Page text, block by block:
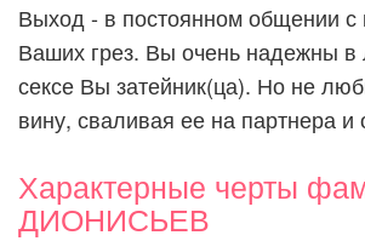
Выход - в постоянном общении с
Ваших грез. Вы очень надежны
сексе Вы затейник(ца). Но не
вину, сваливая ее на партнера и
Характерные черты
ДИОНИСЬЕВ